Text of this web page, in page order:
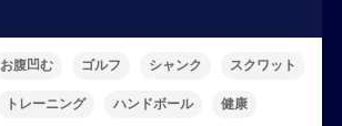
お腹凹む ゴルフ シャンク スクワット
トレーニング ハンドボール 健康